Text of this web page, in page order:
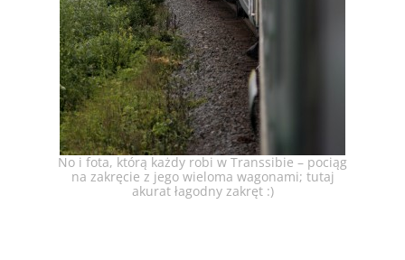
No i fota, którą każdy robi w Transsibie – pociąg
na zakręcie z jego wieloma wagonami; tutaj
akurat łagodny zakręt :)